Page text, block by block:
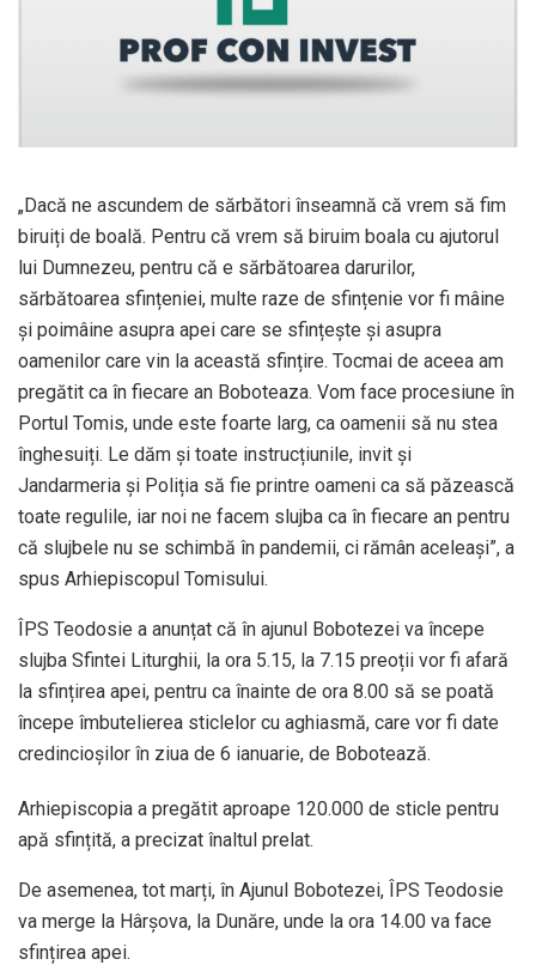
„Dacă ne ascundem de sărbători înseamnă că vrem să fim
biruiți de boală. Pentru că vrem să biruim boala cu ajutorul
lui Dumnezeu, pentru că e sărbătoarea darurilor,
sărbătoarea sfințeniei, multe raze de sfințenie vor fi mâine
și poimâine asupra apei care se sfințește și asupra
oamenilor care vin la această sfințire. Tocmai de aceea am
pregătit ca în fiecare an Boboteaza. Vom face procesiune în
Portul Tomis, unde este foarte larg, ca oamenii să nu stea
înghesuiți. Le dăm și toate instrucțiunile, invit și
Jandarmeria și Poliția să fie printre oameni ca să păzească
toate regulile, iar noi ne facem slujba ca în fiecare an pentru
că slujbele nu se schimbă în pandemii, ci rămân aceleași”, a
spus Arhiepiscopul Tomisului.
ÎPS Teodosie a anunțat că în ajunul Bobotezei va începe
slujba Sfintei Liturghii, la ora 5.15, la 7.15 preoții vor fi afară
la sfințirea apei, pentru ca înainte de ora 8.00 să se poată
începe îmbutelierea sticlelor cu aghiasmă, care vor fi date
credincioșilor în ziua de 6 ianuarie, de Bobotează.
Arhiepiscopia a pregătit aproape 120.000 de sticle pentru
apă sfințită, a precizat înaltul prelat.
De asemenea, tot marți, în Ajunul Bobotezei, ÎPS Teodosie
va merge la Hârșova, la Dunăre, unde la ora 14.00 va face
sfințirea apei.